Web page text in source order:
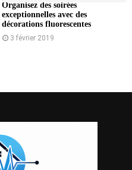
Organisez des soirées
exceptionnelles avec des
décorations fluorescentes
3 février 2019